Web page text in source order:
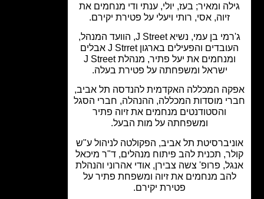
ומאיר; בעז, יולי, ענתי ודי מנחמים את
זיוה, אסי, רותי ויעלי על פטירת יקירם.
ג'רמי בן עמי, נשיא J Street, הוועד המנהל,
העובדים והפעילים בארגון J Strret אבלים
ומנחמים את יעל פתיר, מנהלת J Street
ישראל ומשפחתה על פטירת בעלה.
המכללה האקדמית להנדסה תל אביב,
מוסדות המכללה, ההנהלה, חברי הסגל
והסטודנטים מנחמים את זיוה פתיר
ומשפחתה על מות הבעל.
תל אביב, הפקולטה לניהול ע"ש
תכנית להב פיתוח מנהלים, ד"ר מיכאל
פרופ' צשה צבירן, אודי אהרוני והנהלת
מנחמים את זיוה ומשפחת פתיר על
פטירת יקירם.